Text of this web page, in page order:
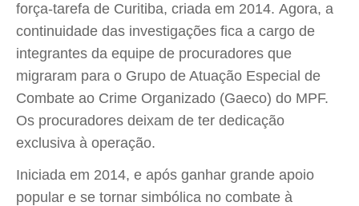
força-tarefa de Curitiba, criada em 2014. Agora, a
continuidade das investigações fica a cargo de
integrantes da equipe de procuradores que
migraram para o Grupo de Atuação Especial de
Combate ao Crime Organizado (Gaeco) do MPF.
Os procuradores deixam de ter dedicação
exclusiva à operação.
Iniciada em 2014, e após ganhar grande apoio
popular e se tornar simbólica no combate à